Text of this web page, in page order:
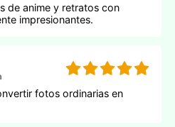
de anime y retratos con
impresionantes.
fotos ordinarias en